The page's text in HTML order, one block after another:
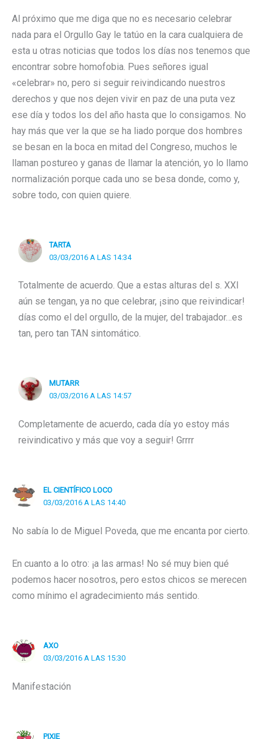
Al próximo que me diga que no es necesario celebrar
nada para el Orgullo Gay le tatúo en la cara cualquiera de
esta u otras noticias que todos los días nos tenemos que
encontrar sobre homofobia. Pues señores igual
«celebrar» no, pero si seguir reivindicando nuestros
derechos y que nos dejen vivir en paz de una puta vez
ese día y todos los del año hasta que lo consigamos. No
hay más que ver la que se ha liado porque dos hombres
se besan en la boca en mitad del Congreso, muchos le
llaman postureo y ganas de llamar la atención, yo lo llamo
normalización porque cada uno se besa donde, como y,
sobre todo, con quien quiere.
TARTA
03/03/2016 A LAS 14:34
Totalmente de acuerdo. Que a estas alturas del s. XXI
aún se tengan, ya no que celebrar, ¡sino que reivindicar!
días como el del orgullo, de la mujer, del trabajador…es
tan, pero tan TAN sintomático.
MUTARR
03/03/2016 A LAS 14:57
Completamente de acuerdo, cada día yo estoy más
reivindicativo y más que voy a seguir! Grrrr
EL CIENTÍFICO LOCO
03/03/2016 A LAS 14:40
No sabía lo de Miguel Poveda, que me encanta por cierto.
En cuanto a lo otro: ¡a las armas! No sé muy bien qué
podemos hacer nosotros, pero estos chicos se merecen
como mínimo el agradecimiento más sentido.
AXO
03/03/2016 A LAS 15:30
Manifestación
PIXIE